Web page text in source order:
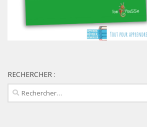
RECHERCHER :
Rechercher :